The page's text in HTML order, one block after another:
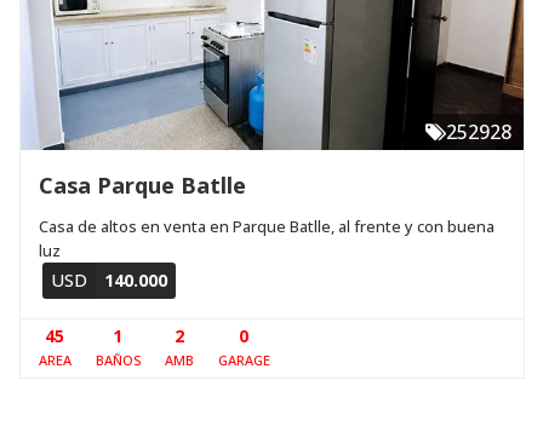
252928
Casa Parque Batlle
Casa de altos en venta en Parque Batlle, al frente y con buena
luz
USD 140.000
45
AREA
1
BAÑOS
2
AMB
0
GARAGE